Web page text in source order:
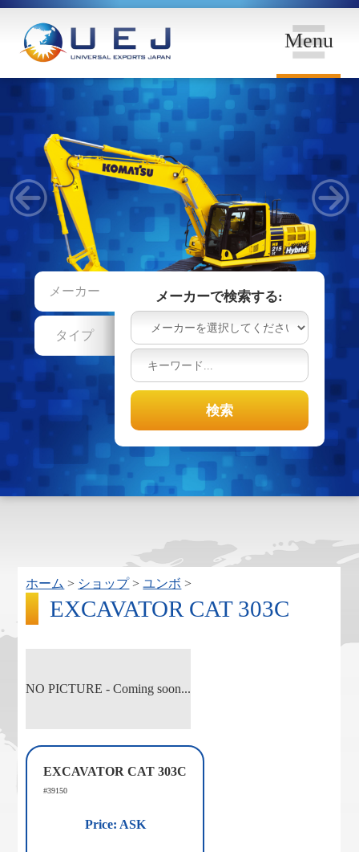
Menu
メーカー
タイプ
メーカーで検索する:
ホーム > ショップ>ユンボ >
EXCAVATOR CAT 303C
NO PICTURE - Coming soon...
EXCAVATOR CAT 303C
#39150
Price: ASK